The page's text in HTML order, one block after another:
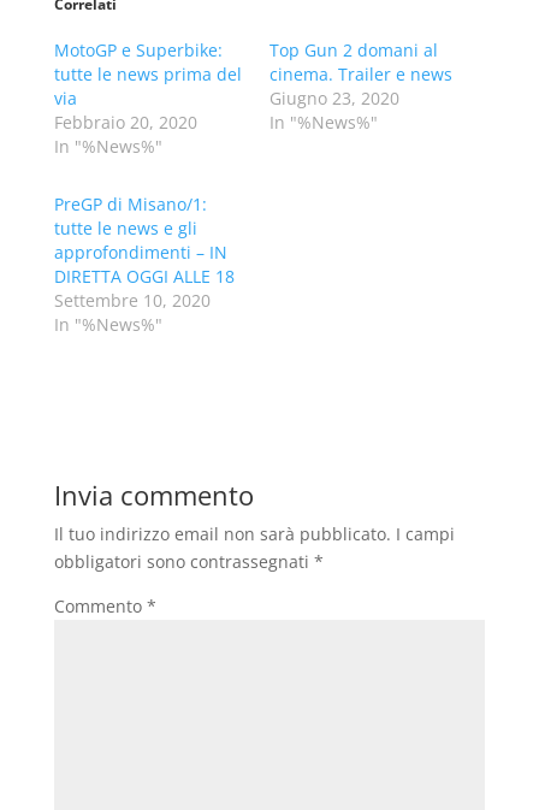
Correlati
MotoGP e Superbike:
tutte le news prima del
via
Febbraio 20, 2020
In "%News%"
Top Gun 2 domani al
cinema. Trailer e news
Giugno 23, 2020
In "%News%"
PreGP di Misano/1:
tutte le news e gli
approfondimenti – IN
DIRETTA OGGI ALLE 18
Settembre 10, 2020
In "%News%"
Invia commento
Il tuo indirizzo email non sarà pubblicato. I campi
obbligatori sono contrassegnati *
Commento *